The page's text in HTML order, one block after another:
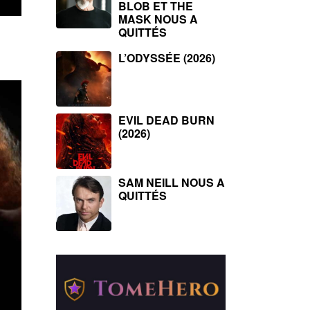
BLOB ET THE
MASK NOUS A
QUITTÉS
L’ODYSSÉE (2026)
EVIL DEAD BURN
(2026)
SAM NEILL NOUS A
QUITTÉS